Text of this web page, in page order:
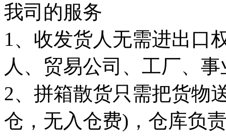
我司的服务
1、收发货人无需进出口
人、贸易公司、工厂、
2、拼箱散货只需把货物
仓，无入仓费)，仓库负